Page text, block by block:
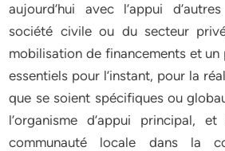
aujourd’hui avec l’appui
société civile ou du secteur
mobilisation de financements et
essentiels pour l’instant, pour la
que se soient spécifiques ou
l’organisme d’appui principal,
communauté locale dans la